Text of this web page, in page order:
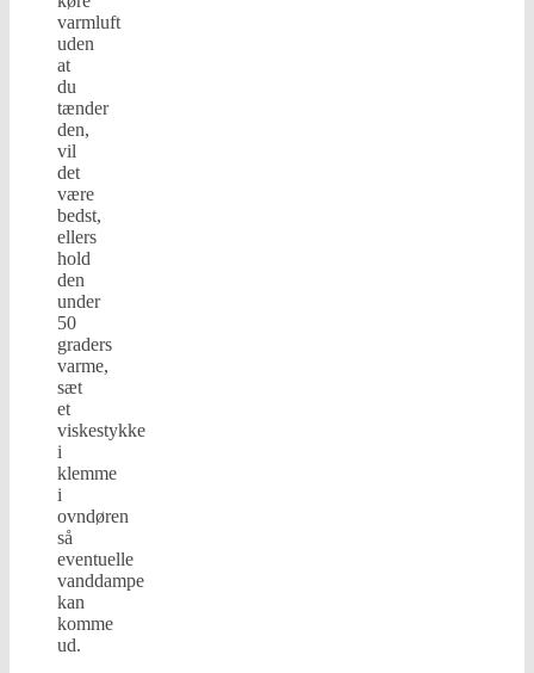
varmluft
uden
at
du
tænder
den,
vil
det
være
bedst,
ellers
hold
den
under
50
graders
varme,
sæt
et
viskestykke
i
klemme
i
ovndøren
så
eventuelle
vanddampe
kan
komme
ud.